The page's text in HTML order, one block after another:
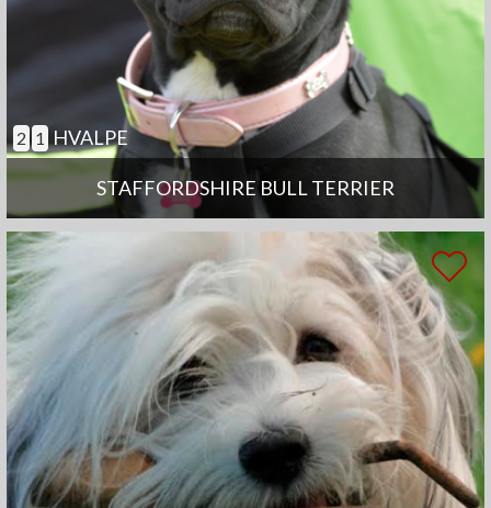
STAFFORDSHIRE BULL TERRIER
2 1 HVALPE